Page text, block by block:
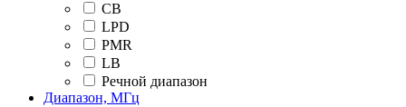
CB
LPD
PMR
LB
Речной диапазон
Диапазон, МГц